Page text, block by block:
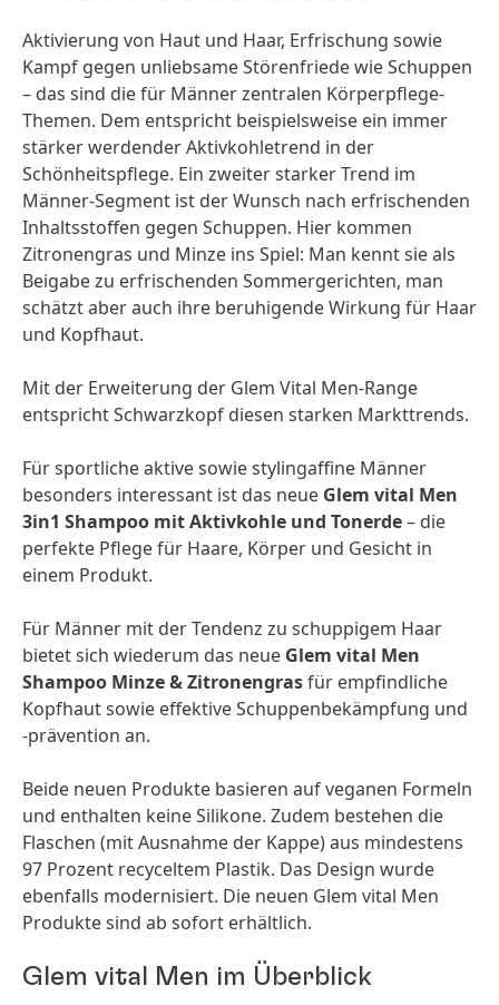
Aktivierung von Haut und Haar, Erfrischung sowie
Kampf gegen unliebsame Störenfriede wie Schuppen
– das sind die für Männer zentralen Körperpflege-
Themen. Dem entspricht beispielsweise ein immer
stärker werdender Aktivkohletrend in der
Schönheitspflege. Ein zweiter starker Trend im
Männer-Segment ist der Wunsch nach erfrischenden
Inhaltsstoffen gegen Schuppen. Hier kommen
Zitronengras und Minze ins Spiel: Man kennt sie als
Beigabe zu erfrischenden Sommergerichten, man
schätzt aber auch ihre beruhigende Wirkung für Haar
und Kopfhaut.
Mit der Erweiterung der Glem Vital Men-Range
entspricht Schwarzkopf diesen starken Markttrends.
Für sportliche aktive sowie stylingaffine Männer
besonders interessant ist das neue Glem vital Men
3in1 Shampoo mit Aktivkohle und Tonerde– die
perfekte Pflege für Haare, Körper und Gesicht in
einem Produkt.
Für Männer mit der Tendenz zu schuppigem Haar
bietet sich wiederum das neue Glem vital Men
Shampoo Minze & Zitronengrasfür empfindliche
Kopfhaut sowie effektive Schuppenbekämpfung und
-prävention an.
Beide neuen Produkte basieren auf veganen Formeln
und enthalten keine Silikone. Zudem bestehen die
Flaschen (mit Ausnahme der Kappe) aus mindestens
97 Prozent recyceltem Plastik. Das Design wurde
ebenfalls modernisiert. Die neuen Glem vital Men
Produkte sind ab sofort erhältlich.
Glem vital Men im Überblick